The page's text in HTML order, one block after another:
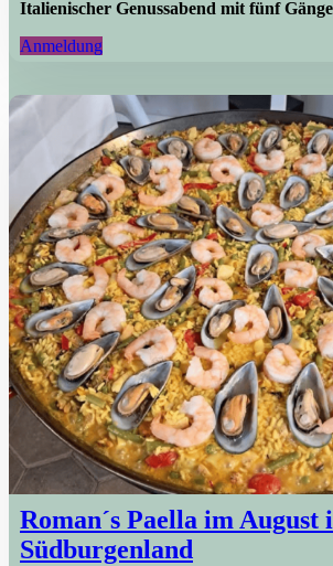
Italienischer Genussabend mit fünf
Anmeldung
Roman´s Paella im August
Südburgenland